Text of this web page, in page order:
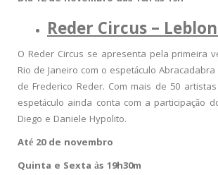
Reder Circus –
O Reder Circus se apresenta pela primeira
Rio de Janeiro com o espetáculo
de Frederico Reder. Com mais de 50
espetáculo ainda conta com a participação
Diego e Daniele Hypolito.
Até 20 de novembro
Quinta e Sexta às 19h30m